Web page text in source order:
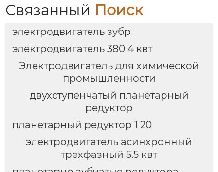
Связанный Поиск
электродвигатель зубр
электродвигатель 380 4 квт
Электродвигатель для химической
промышленности
двухступенчатый планетарный
редуктор
планетарный редуктор 1 20
электродвигатель асинхронный
трехфазный 5.5 квт